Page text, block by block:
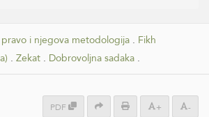
pravo i njegova metodologija . Fikh
. Zekat . Dobrovoljna sadaka .
PDF + -